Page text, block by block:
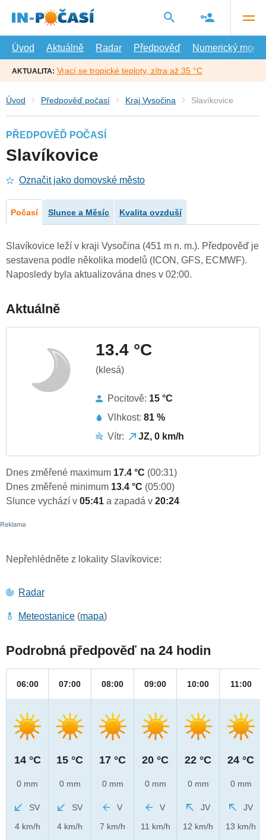
hlavní
Úvod
Aktuálně Radar Předpověď Numerický model
AKTUALITA: Vrací se tropické teploty, zítra až 35 °C
Úvod Předpověď počasí Kraj Vysočina Slavíkovice
PŘEDPOVĚĎ POČASÍ
Slavíkovice
Označit jako domovské město
Počasí Slunce a Měsíc Kvalita ovzduší
Slavíkovice leží v kraji Vysočina (451 m n. m.). Předpověď je
sestavena podle několika modelů (ICON, GFS, ECMWF).
Naposledy byla aktualizována dnes v 02:00.
Aktuálně
13.4 °C
(klesá)
Pocitově: 15 °C
Vlhkost: 81 %
Vítr:
JZ, 0 km/h
Dnes změřené maximum 17.4 °C (00:31)
Dnes změřené minimum 13.4 °C (05:00)
Slunce vychází v 05:41 a zapadá v 20:24
Nepřehlédněte z lokality Slavíkovice:
Radar
Meteostanice (mapa)
Podrobná předpověď na 24 hodin
06:00
14 °C
0 mm
SV
4 km/h
07:00
15 °C
0 mm
SV
4 km/h
08:00
17 °C
0 mm
V
7 km/h
09:00
20 °C
0 mm
V
11 km/h
10:00
22 °C
0 mm
JV
12 km/h
11:00
24 °C
0 mm
JV
13 km/h